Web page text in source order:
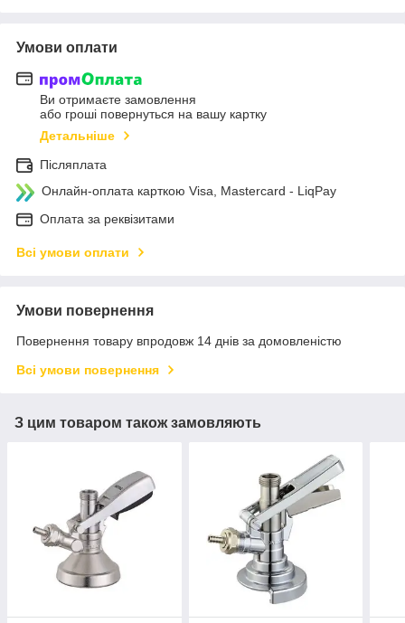
Умови оплати
Ви отримаєте замовлення
або гроші повернуться на вашу картку
Детальніше
Післяплата
Онлайн-оплата карткою Visa, Mastercard - LiqPay
Оплата за реквізитами
Всі умови оплати
Умови повернення
Повернення товару впродовж 14 днів за домовленістю
Всі умови повернення
З цим товаром також замовляють